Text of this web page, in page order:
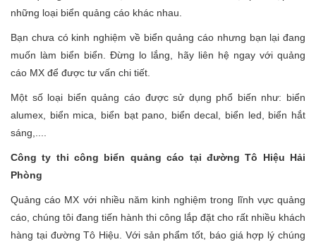
những loại biển quảng cáo khác nhau.
Bạn chưa có kinh nghiệm về biển quảng cáo nhưng bạn lại đang
muốn làm biển biển. Đừng lo lắng, hãy liên hệ ngay với quảng
cáo MX để được tư vấn chi tiết.
Một số loại biển quảng cáo được sử dụng phổ biến như: biển
alumex, biển mica, biển bạt pano, biển decal, biển led, biển hắt
sáng,....
Công ty thi công biển quảng cáo tại đường Tô Hiệu Hải
Phòng
Quảng cáo MX với nhiều năm kinh nghiệm trong lĩnh vực quảng
cáo, chúng tôi đang tiến hành thi công lắp đặt cho rất nhiều khách
hàng tại đường Tô Hiệu. Với sản phẩm tốt, báo giá hợp lý chúng